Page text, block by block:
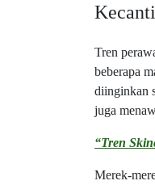
Tren
beberapa
diinginkan
juga
“Tren
Merek-